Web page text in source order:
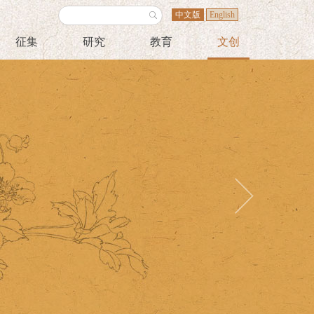
征集 研究 教育 文创
中文版 English